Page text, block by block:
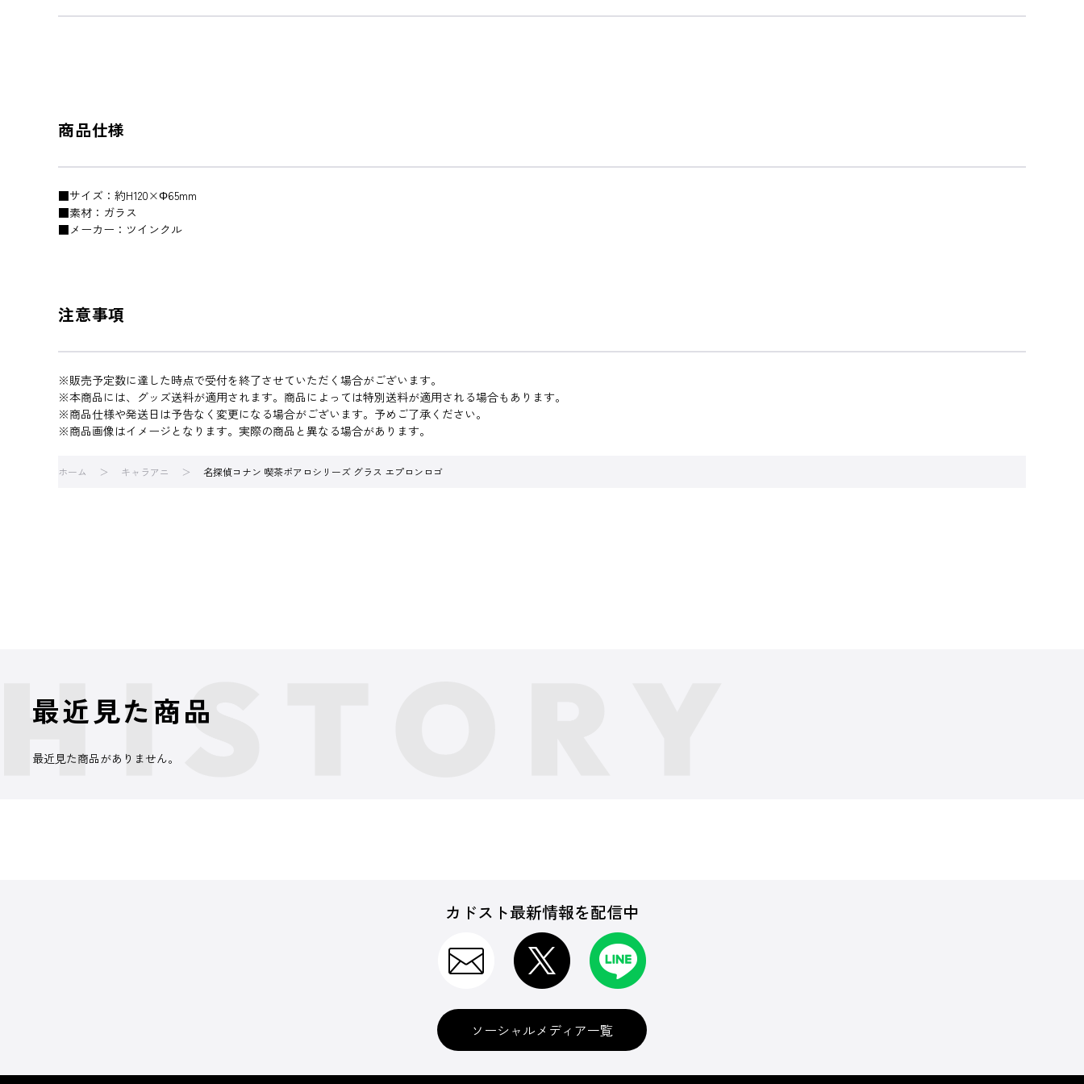
商品仕様
■サイズ：約H120×Φ65mm
■素材：ガラス
■メーカー：ツインクル
注意事項
※販売予定数に達した時点で受付を終了させていただく場合がございます。
※本商品には、グッズ送料が適用されます。商品によっては特別送料が適用される場合もあります。
※商品仕様や発送日は予告なく変更になる場合がございます。予めご了承ください。
※商品画像はイメージとなります。実際の商品と異なる場合があります。
ホーム キャラアニ 名探偵コナン 喫茶ポアロシリーズ グラス エプロンロゴ
最近見た商品
最近見た商品がありません。
カドスト最新情報を配信中
ソーシャルメディア一覧